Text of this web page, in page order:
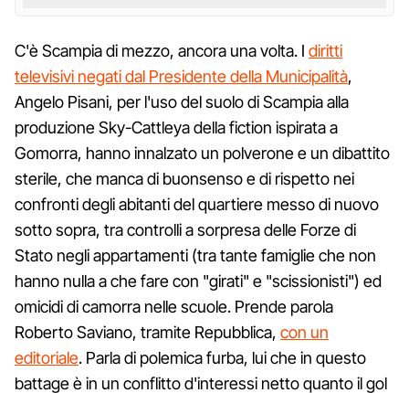
C'è Scampia di mezzo, ancora una volta. I diritti
televisivi negati dal Presidente della Municipalità,
Angelo Pisani, per l'uso del suolo di Scampia alla
produzione Sky-Cattleya della fiction ispirata a
Gomorra, hanno innalzato un polverone e un dibattito
sterile, che manca di buonsenso e di rispetto nei
confronti degli abitanti del quartiere messo di nuovo
sotto sopra, tra controlli a sorpresa delle Forze di
Stato negli appartamenti (tra tante famiglie che non
hanno nulla a che fare con "girati" e "scissionisti") ed
omicidi di camorra nelle scuole. Prende parola
Roberto Saviano, tramite Repubblica, con un
editoriale. Parla di polemica furba, lui che in questo
battage è in un conflitto d'interessi netto quanto il gol